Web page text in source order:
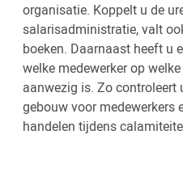
organisatie. Koppelt u de
salarisadministratie, valt
boeken. Daarnaast heeft u
welke medewerker op
aanwezig is. Zo controleert
gebouw voor medewerkers
handelen tijdens